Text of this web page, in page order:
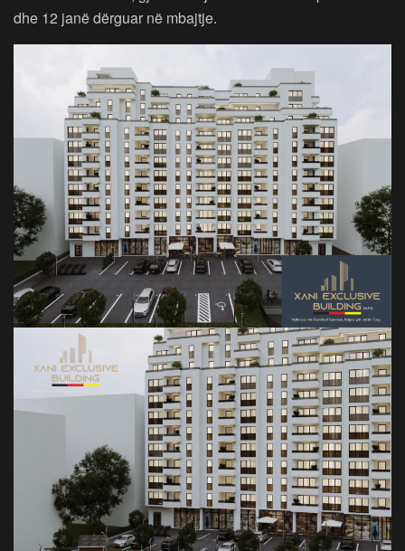
dhe 12 janë dërguar në mbajtje.